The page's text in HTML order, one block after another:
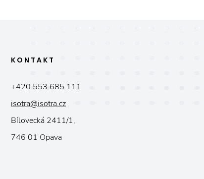
KONTAKT
+420 553 685 111
isotra@isotra.cz
Bílovecká 2411/1,
746 01 Opava